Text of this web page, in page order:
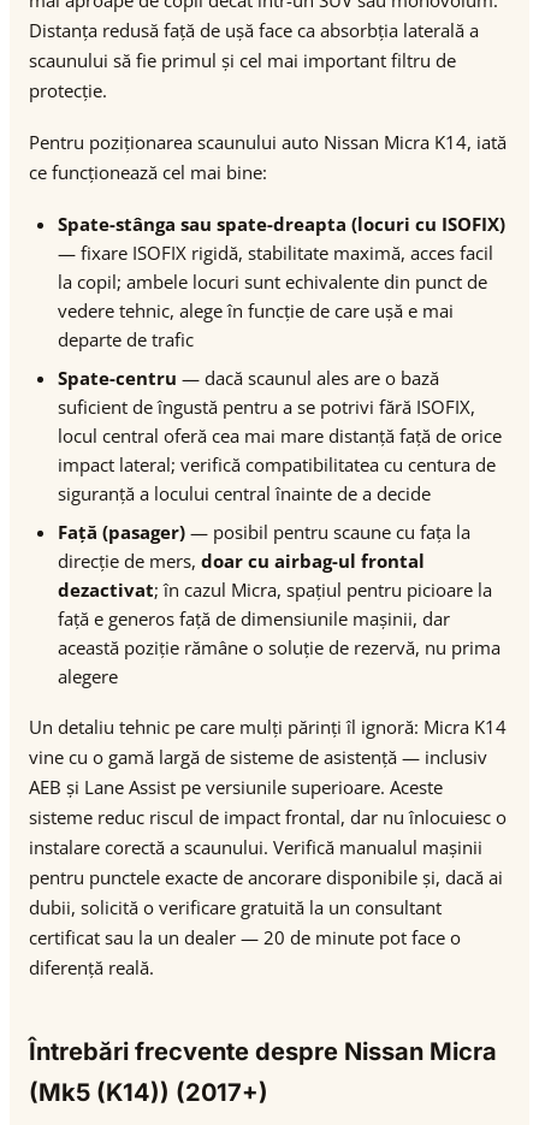
Distanța redusă față de ușă face ca absorbția laterală a
scaunului să fie primul și cel mai important filtru de
protecție.
Pentru poziționarea scaunului auto Nissan Micra K14, iată
ce funcționează cel mai bine:
Spate-stânga sau spate-dreapta (locuri cu ISOFIX)
— fixare ISOFIX rigidă, stabilitate maximă, acces facil
la copil; ambele locuri sunt echivalente din punct de
vedere tehnic, alege în funcție de care ușă e mai
departe de trafic
Spate-centru — dacă scaunul ales are o bază
suficient de îngustă pentru a se potrivi fără ISOFIX,
locul central oferă cea mai mare distanță față de orice
impact lateral; verifică compatibilitatea cu centura de
siguranță a locului central înainte de a decide
Față (pasager) — posibil pentru scaune cu fața la
direcție de mers, doar cu airbag-ul frontal
dezactivat; în cazul Micra, spațiul pentru picioare la
față e generos față de dimensiunile mașinii, dar
această poziție rămâne o soluție de rezervă, nu prima
alegere
Un detaliu tehnic pe care mulți părinți îl ignoră: Micra K14
vine cu o gamă largă de sisteme de asistență — inclusiv
AEB și Lane Assist pe versiunile superioare. Aceste
sisteme reduc riscul de impact frontal, dar nu înlocuiesc o
instalare corectă a scaunului. Verifică manualul mașinii
pentru punctele exacte de ancorare disponibile și, dacă ai
dubii, solicită o verificare gratuită la un consultant
certificat sau la un dealer — 20 de minute pot face o
diferență reală.
Întrebări frecvente despre Nissan Micra
(Mk5 (K14)) (2017+)